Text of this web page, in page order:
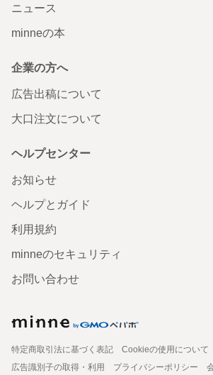
ニュース
minneの本
企業の方へ
広告出稿について
大口注文について
ヘルプセンター
お知らせ
ヘルプとガイド
利用規約
minneのセキュリティ
お問い合わせ
特定商取引法に基づく表記
Cookieの使用について
広告識別子の取得・利用
プライバシーポリシー